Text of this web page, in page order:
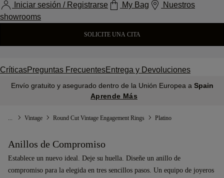
Iniciar sesión / Registrarse My Bag
Nuestros
showrooms
SOLICITE UNA CITA
CríticasPreguntas FrecuentesEntrega y Devoluciones
Envío gratuito y asegurado dentro de la Unión Europea a Spain
Aprende Más
... Vintage Round Cut Vintage Engagement Rings Platino
Anillos de Compromiso
Establece un nuevo ideal. Deje su huella. Diseñe un anillo de
compromiso para la elegida en tres sencillos pasos. Un equipo de joyeros